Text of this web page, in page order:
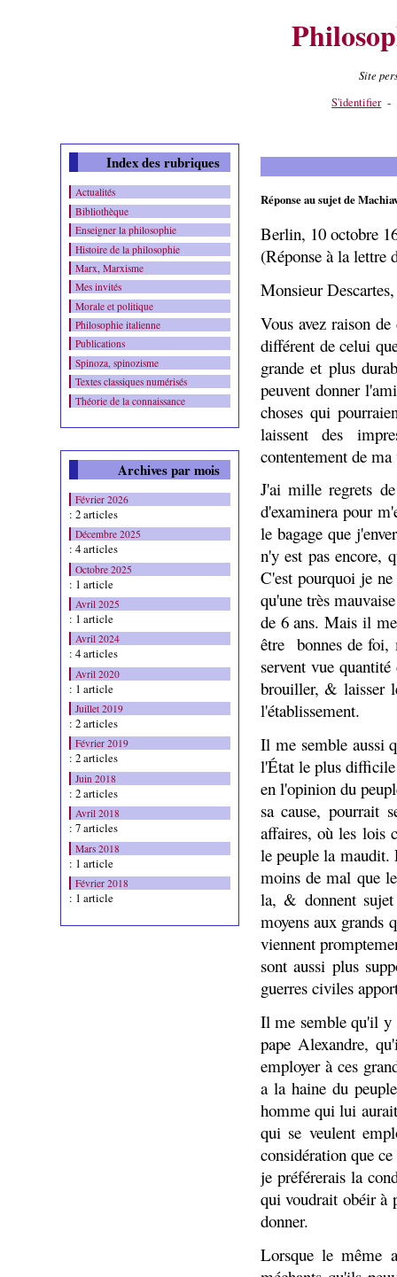
Site
S'identifier -
Index des rubriques
Actualités
Bibliothèque
Enseigner la philosophie
Histoire de la philosophie
Marx, Marxisme
Mes invités
Morale et politique
Philosophie italienne
Publications
Spinoza, spinozisme
Textes classiques numérisés
Théorie de la connaissance
Archives par mois
Février 2026
: 2 articles
Décembre 2025
: 4 articles
Octobre 2025
: 1 article
Avril 2025
: 1 article
Avril 2024
: 4 articles
Avril 2020
: 1 article
Juillet 2019
: 2 articles
Février 2019
: 2 articles
Juin 2018
: 2 articles
Avril 2018
: 7 articles
Mars 2018
: 1 article
Février 2018
: 1 article
Réponse au sujet de
Berlin, 10 octobre
(Réponse à la lettre
Monsieur Descartes,
Vous avez raison
différent de celui
grande et plus
peuvent donner
choses qui
laissent des
contentement de
J'ai mille regrets
d'examinera pour
le bagage que
n'y est pas encore,
C'est pourquoi je ne
qu'une très
de 6 ans. Mais il
être bonnes de foi,
servent vue
brouiller, & laisser
l'établissement.
Il me semble aussi
l'État le plus difficile
en l'opinion du
sa cause, pourrait
affaires, où les lois
le peuple la maudit.
moins de mal que
la, & donnent
moyens aux grands
viennent
sont aussi plus
guerres civiles
Il me semble qu'il y
pape Alexandre,
employer à ces
a la haine du
homme qui lui
qui se veulent
considération que
je préférerais la
qui voudrait obéir à
donner.
Lorsque le même